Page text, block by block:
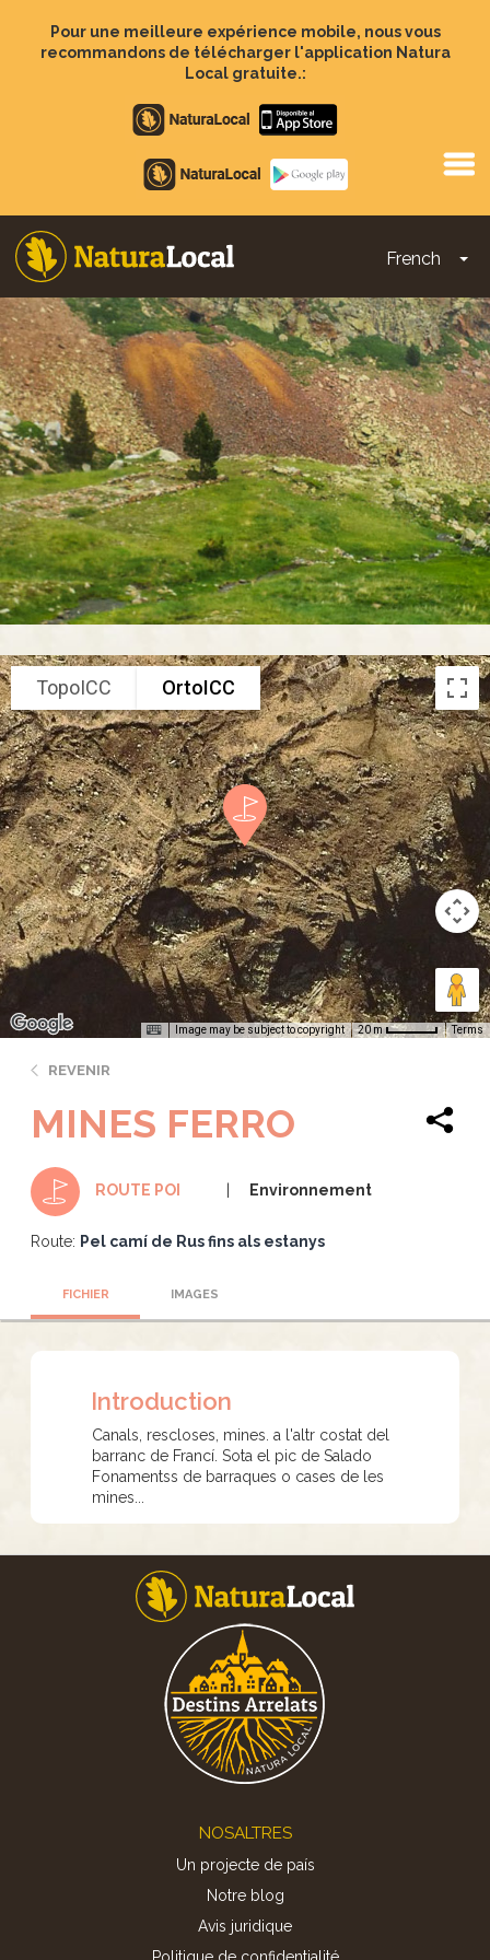
contenu
Pour une meilleure expérience mobile, nous vous
recommandons de télécharger l'application Natura
Local gratuite.:
Apple
store
Google
Play
French
Main
navigation
TopoICC OrtoICC
Image may be subject to copyright 20 m Terms
REVENIR
MINES FERRO
ROUTE POI Environnement
Route: Pel camí de Rus fins als estanys
FICHIER IMAGES
Introduction
Canals, rescloses, mines. a l'altr costat del
barranc de Francí. Sota el pic de Salado
Fonamentss de barraques o cases de les
mines...
NOSALTRES
Un projecte de país
Notre blog
Avis juridique
Politique de confidentialité